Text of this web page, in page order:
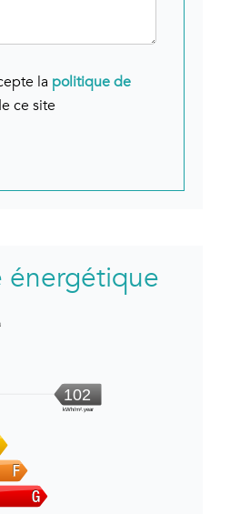
la politique de
ce site
énergétique